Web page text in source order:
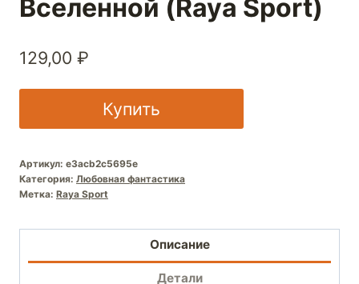
Вселенной (Raya Sport)
129,00 ₽
Купить
Артикул: e3acb2c5695e
Категория: Любовная фантастика
Метка: Raya Sport
Описание
Детали